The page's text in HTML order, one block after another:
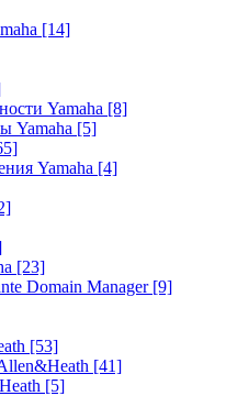
[14]
Yamaha [8]
Yamaha [5]
Yamaha [4]
[23]
Domain Manager [9]
[53]
[41]
[5]